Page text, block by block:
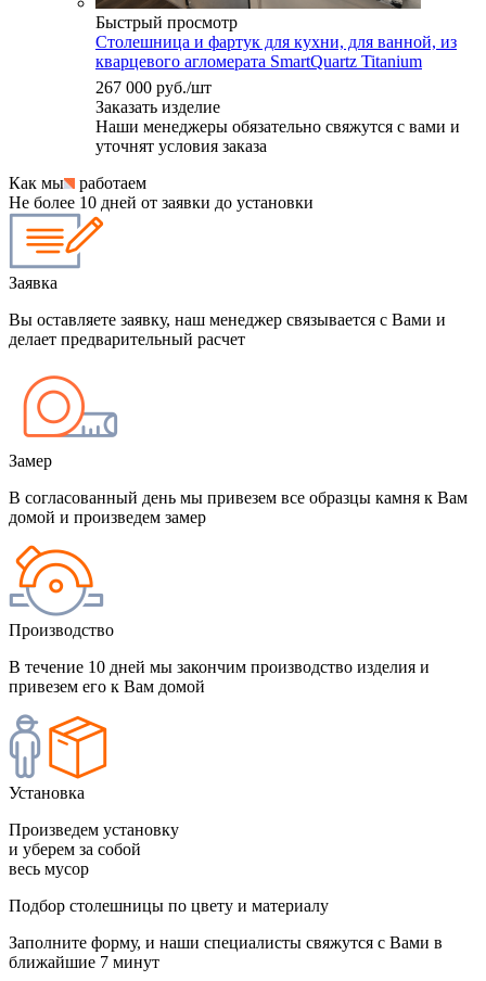
Быстрый просмотр
Столешница и фартук для кухни, для ванной, из
кварцевого агломерата SmartQuartz Titanium
267 000 руб./шт
Заказать изделие
Наши менеджеры обязательно свяжутся с вами и
уточнят условия заказа
Как мы
работаем
Не более 10 дней от заявки до установки
Заявка
Вы оставляете заявку, наш менеджер связывается с Вами и
делает предварительный расчет
Замер
В согласованный день мы привезем все образцы камня к Вам
домой и произведем замер
Производство
В течение 10 дней мы закончим производство изделия и
привезем его к Вам домой
Установка
Произведем установку
и уберем за собой
весь мусор
Подбор столешницы по цвету и материалу
Заполните форму, и наши специалисты свяжутся с Вами в
ближайшие 7 минут